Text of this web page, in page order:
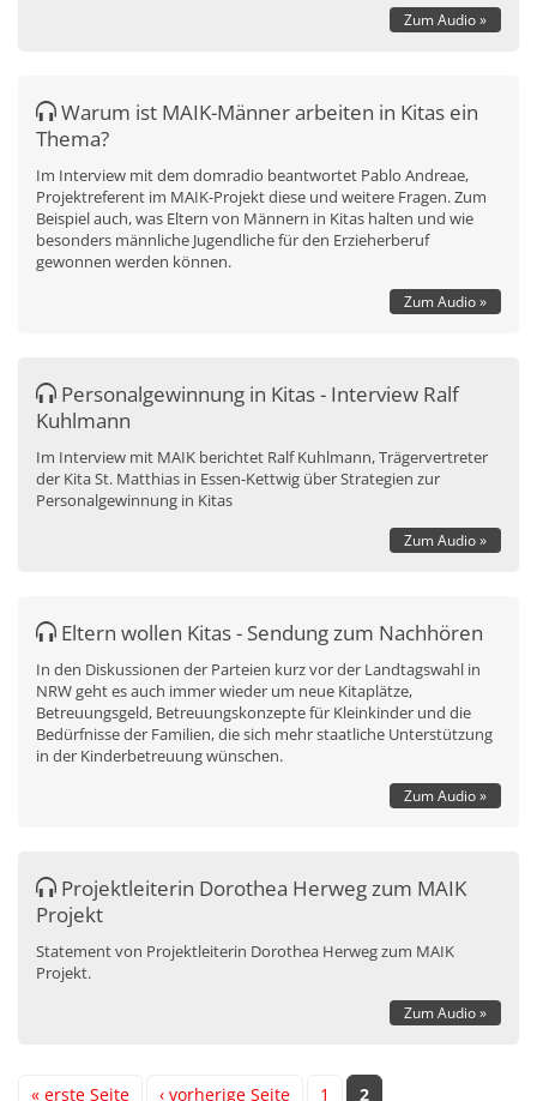
Zum Audio »
Warum ist MAIK-Männer arbeiten in Kitas ein
Thema?
Im Interview mit dem domradio beantwortet Pablo Andreae,
Projektreferent im MAIK-Projekt diese und weitere Fragen. Zum
Beispiel auch, was Eltern von Männern in Kitas halten und wie
besonders männliche Jugendliche für den Erzieherberuf
gewonnen werden können.
Zum Audio »
Personalgewinnung in Kitas - Interview Ralf
Kuhlmann
Im Interview mit MAIK berichtet Ralf Kuhlmann, Trägervertreter
der Kita St. Matthias in Essen-Kettwig über Strategien zur
Personalgewinnung in Kitas
Zum Audio »
Eltern wollen Kitas - Sendung zum Nachhören
In den Diskussionen der Parteien kurz vor der Landtagswahl in
NRW geht es auch immer wieder um neue Kitaplätze,
Betreuungsgeld, Betreuungskonzepte für Kleinkinder und die
Bedürfnisse der Familien, die sich mehr staatliche Unterstützung
in der Kinderbetreuung wünschen.
Zum Audio »
Projektleiterin Dorothea Herweg zum MAIK
Projekt
Statement von Projektleiterin Dorothea Herweg zum MAIK
Projekt.
Zum Audio »
« erste Seite ‹ vorherige Seite 1 2